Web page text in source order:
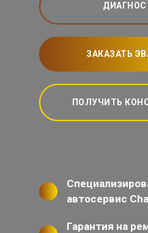
ЗАКАЗАТЬ
ПОЛУЧИТЬ
автосервис
Гарантия на